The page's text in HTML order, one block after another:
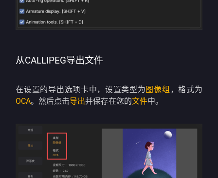
从CALLIPEG导出文件
在设置的导出选项卡中，设置类型为图像组 ，格式为
OCA。然后点击导出并保存在您的文件中。